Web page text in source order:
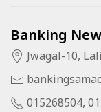
Banking
Jwagal-10,
015268504,